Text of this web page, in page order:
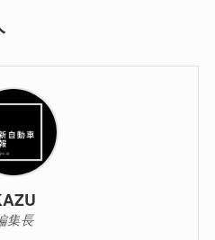
集長